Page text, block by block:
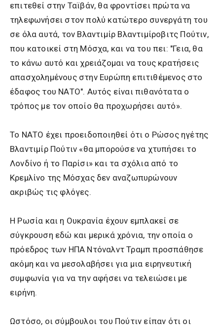
επιτεθεί στην Ταϊβάν, θα φροντίσει πρώτα να
τηλεφωνήσει στον πολύ κατώτερο συνεργάτη του
σε όλα αυτά, τον Βλαντιμίρ Βλαντιμίροβιτς Πούτιν,
που κατοικεί στη Μόσχα, και να του πει: "Γεια, θα
το κάνω αυτό και χρειάζομαι να τους κρατήσεις
απασχολημένους στην Ευρώπη επιτιθέμενος στο
έδαφος του ΝΑΤΟ". Αυτός είναι πιθανότατα ο
τρόπος με τον οποίο θα προχωρήσει αυτό».
Το ΝΑΤΟ έχει προειδοποιηθεί ότι ο Ρώσος ηγέτης
Βλαντιμίρ Πούτιν «θα μπορούσε να χτυπήσει το
Λονδίνο ή το Παρίσι» και τα σχόλια από το
Κρεμλίνο της Μόσχας δεν αναζωπυρώνουν
ακριβώς τις φλόγες.
Η Ρωσία και η Ουκρανία έχουν εμπλακεί σε
σύγκρουση εδώ και μερικά χρόνια, την οποία ο
πρόεδρος των ΗΠΑ Ντόναλντ Τραμπ προσπάθησε
ακόμη και να μεσολαβήσει για μια ειρηνευτική
συμφωνία για να την αφήσει να τελειώσει με
ειρήνη.
Ωστόσο, οι σύμβουλοι του Πούτιν είπαν ότι οι